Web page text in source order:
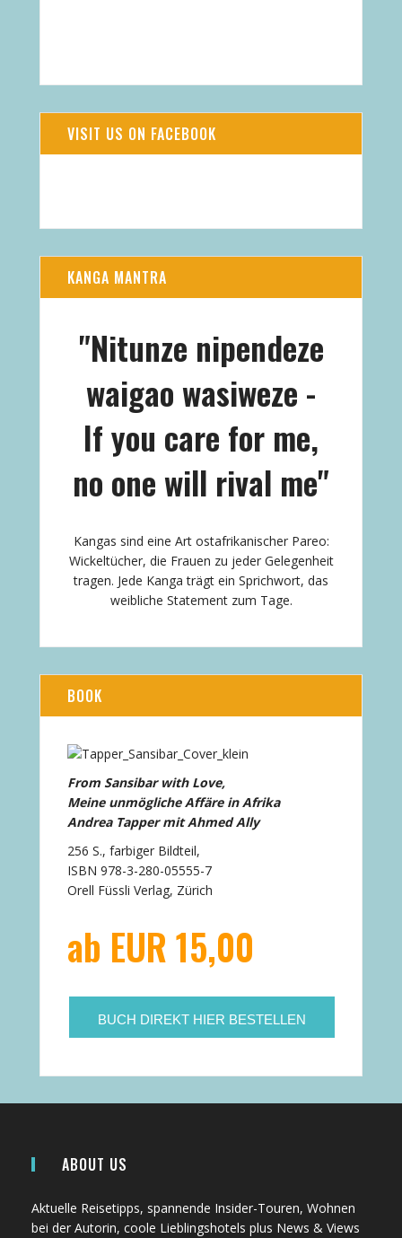
VISIT US ON FACEBOOK
KANGA MANTRA
"Nitunze nipendeze
waigao wasiweze -
If you care for me,
no one will rival me"
Kangas sind eine Art ostafrikanischer Pareo:
Wickeltücher, die Frauen zu jeder Gelegenheit
tragen. Jede Kanga trägt ein Sprichwort, das
weibliche Statement zum Tage.
BOOK
From Sansibar with Love,
Meine unmögliche Affäre in Afrika
Andrea Tapper mit Ahmed Ally
256 S., farbiger Bildteil,
ISBN 978-3-280-05555-7
Orell Füssli Verlag, Zürich
ab EUR 15,00
BUCH DIREKT HIER BESTELLEN
ABOUT US
Aktuelle Reisetipps, spannende Insider-Touren, Wohnen
bei der Autorin, coole Lieblingshotels plus News & Views